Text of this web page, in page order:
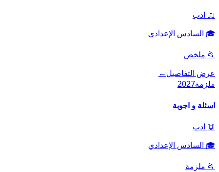
📖 ادب
🎓 السادس الإعدادي
📂 ملخص
عرض التفاصيل←
ملزمة2027
اسئلة و اجوبة
📖 ادب
🎓 السادس الإعدادي
📂 ملزمة